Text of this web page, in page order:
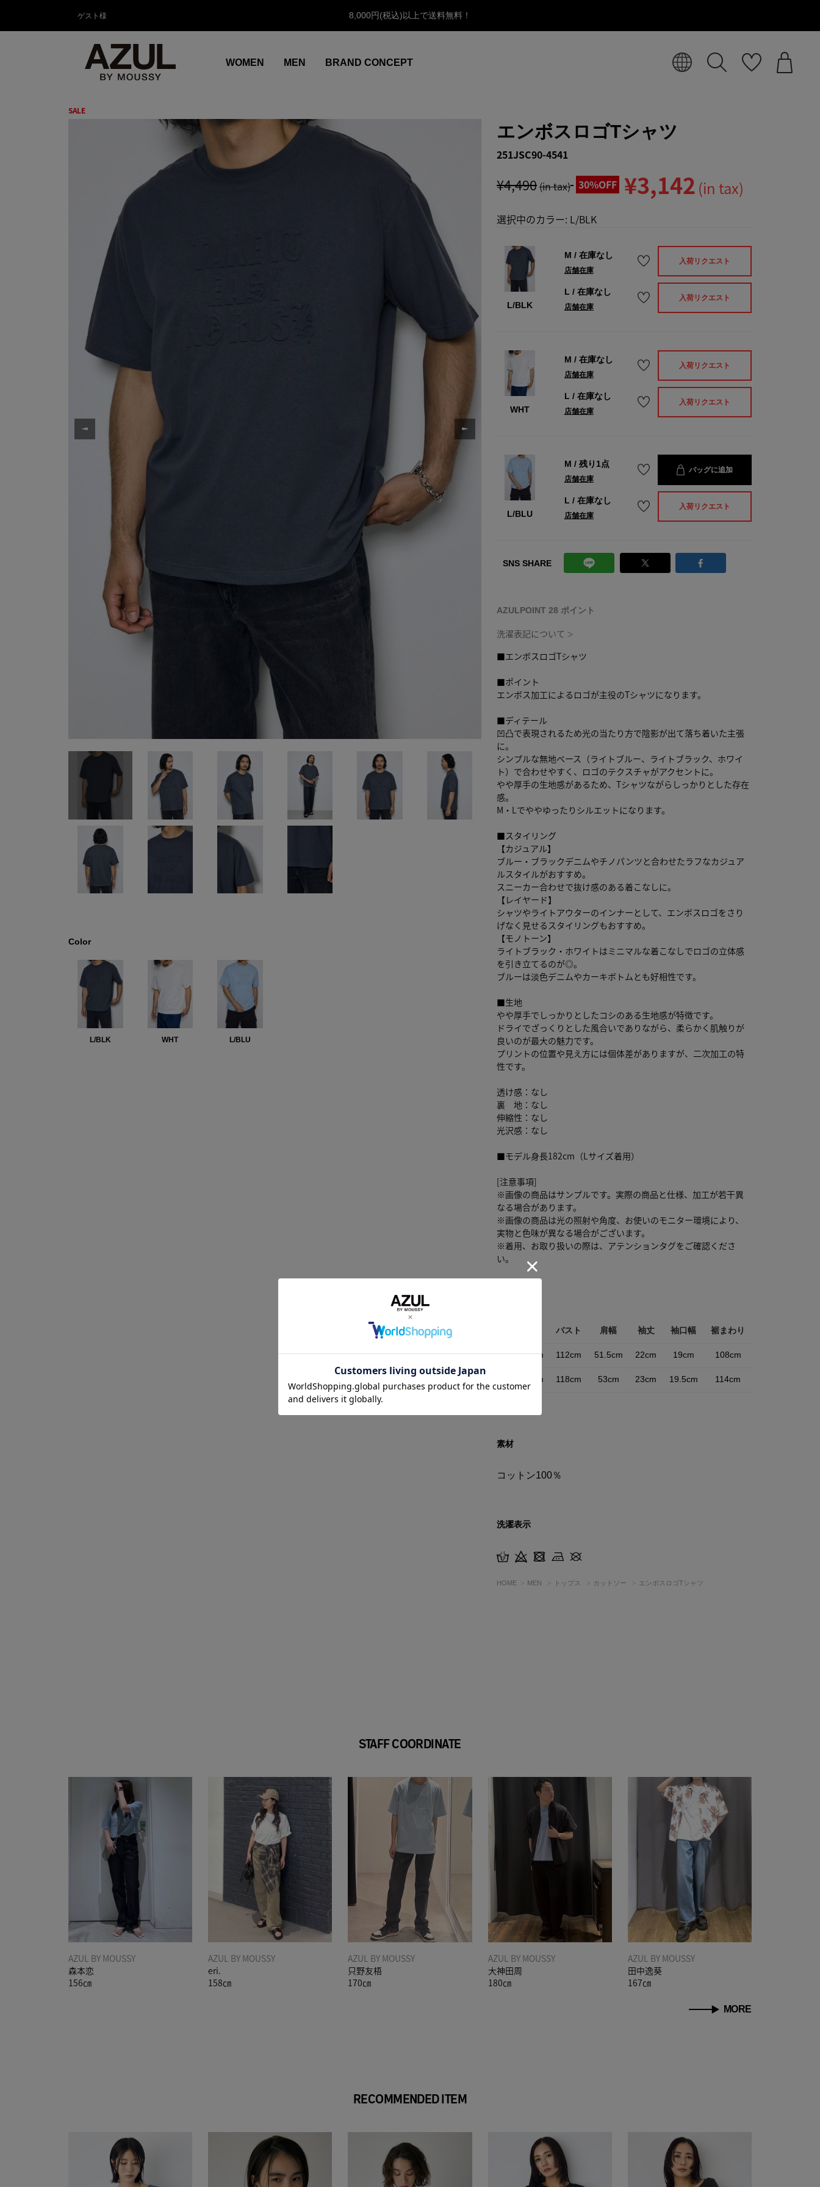
ゲスト様 8,000円(税込)以上で送料無料！
WOMEN MEN BRAND CONCEPT
SALE
Color
L/BLK WHT L/BLU
エンボスロゴTシャツ
251JSC90-4541
¥4,490(in tax) 30%OFF ¥3,142 (in tax)
選択中のカラー: L/BLK
L/BLK
M / 在庫なし
店舗在庫
入荷リクエスト
L / 在庫なし
店舗在庫
入荷リクエスト
WHT
M / 在庫なし
店舗在庫
入荷リクエスト
L / 在庫なし
店舗在庫
入荷リクエスト
L/BLU
M / 残り1点
店舗在庫
バッグに追加
L / 在庫なし
店舗在庫
入荷リクエスト
SNS SHARE
AZULPOINT 28 ポイント
洗濯表記について ＞
■エンボスロゴTシャツ
■ポイント
エンボス加工によるロゴが主役のTシャツになります。
■ディテール
凹凸で表現されるため光の当たり方で陰影が出て落ち着いた主張
に。
シンプルな無地ベース（ライトブルー、ライトブラック、ホワイ
ト）で合わせやすく、ロゴのテクスチャがアクセントに。
やや厚手の生地感があるため、Tシャツながらしっかりとした存在
感。
M・Lでややゆったりシルエットになります。
■スタイリング
【カジュアル】
ブルー・ブラックデニムやチノパンツと合わせたラフなカジュア
ルスタイルがおすすめ。
スニーカー合わせで抜け感のある着こなしに。
【レイヤード】
シャツやライトアウターのインナーとして、エンボスロゴをさり
げなく見せるスタイリングもおすすめ。
【モノトーン】
ライトブラック・ホワイトはミニマルな着こなしでロゴの立体感
を引き立てるのが◎。
ブルーは淡色デニムやカーキボトムとも好相性です。
■生地
やや厚手でしっかりとしたコシのある生地感が特徴です。
ドライでざっくりとした風合いでありながら、柔らかく肌触りが
良いのが最大の魅力です。
プリントの位置や見え方には個体差がありますが、二次加工の特
性です。
透け感：なし
裏 地：なし
伸縮性：なし
光沢感：なし
■モデル身長182cm（Lサイズ着用）
[注意事項]
※画像の商品はサンプルです。実際の商品と仕様、加工が若干異
なる場合があります。
※画像の商品は光の照射や角度、お使いのモニター環境により、
実物と色味が異なる場合がございます。
※着用、お取り扱いの際は、アテンションタグをご確認くださ
い。
バスト 肩幅 袖丈 袖口幅 裾まわり
M 69cm 112cm 51.5cm 22cm 19cm 108cm
72cm 118cm 53cm 23cm 19.5cm 114cm
素材
コットン100％
洗濯表示
HOME MEN トップス カットソー エンボスロゴTシャツ
STAFF COORDINATE
AZUL BY MOUSSY
森本恋
156㎝
AZUL BY MOUSSY
eri.
158㎝
AZUL BY MOUSSY
只野友梧
170㎝
AZUL BY MOUSSY
大神田周
180㎝
AZUL BY MOUSSY
田中逸葵
167㎝
MORE
RECOMMENDED ITEM